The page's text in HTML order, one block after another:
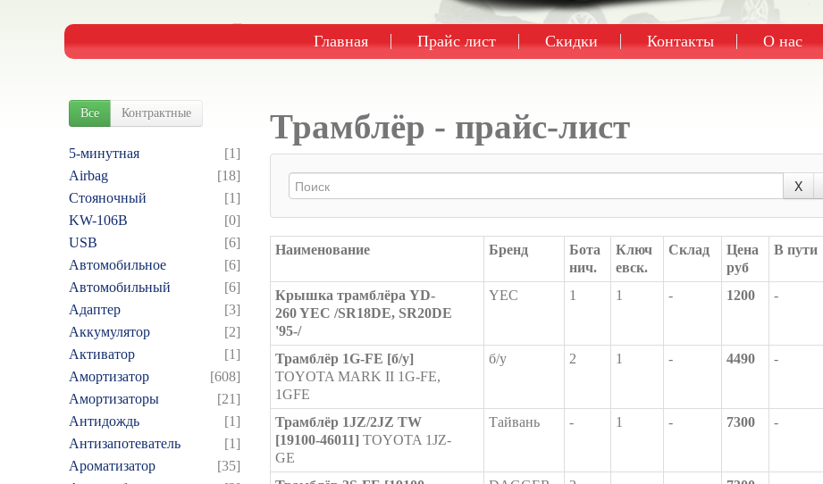
Главная Прайс лист Скидки Контакты О нас
Все Контрактные
5-минутная
[1]
Airbag
[18]
Cтояночный
[1]
KW-106B
[0]
USB
[6]
Автомобильное
[6]
Автомобильный
[6]
Адаптер
[3]
Аккумулятор
[2]
Активатор
[1]
Амортизатор
[608]
Амортизаторы
[21]
Антидождь
[1]
Антизапотеватель
[1]
Ароматизатор
[35]
Трамблёр - прайс-лист
X
Наименование Бренд
Бота
нич.
Ключ
евск.
Склад
Цена
руб
В пути
Крышка трамблёра YD-
260 YEC /SR18DE, SR20DE
'95-/
YEC 1 1 - 1200 -
Трамблёр 1G-FE [б/у]
TOYOTA MARK II 1G-FE,
1GFE
б/у 2 1 - 4490 -
Трамблёр 1JZ/2JZ TW
[19100-46011] TOYOTA 1JZ-
GE
Тайвань - 1 - 7300 -